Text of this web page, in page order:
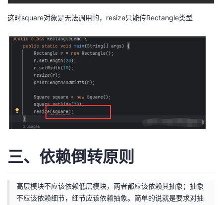
这时square对象是无法调用的，resize只能传Rectangle类型
三、依赖倒转原则
高层模块不应该依赖低层模块，两者都应该依赖其抽象；抽象
不应该依赖细节，细节应该依赖抽象。简单的说就是要求对抽